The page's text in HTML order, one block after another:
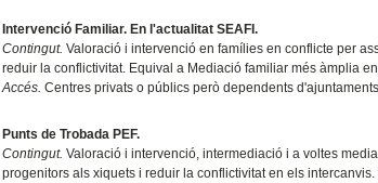
Intervenció Familiar. En l'actualitat SEAFI.
Contingut. Valoració i intervenció en famílies en conflicte per
reduir la conflictivitat. Equival a Mediació familiar més àmplia
Accés. Centres privats o públics però dependents
Punts de Trobada PEF.
Contingut. Valoració i intervenció, intermediació i a voltes
progenitors als xiquets i reduir la conflictivitat en els